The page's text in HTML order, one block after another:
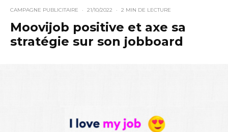
CAMPAGNE PUBLICITAIRE · 21/10/2022 · 2 MIN DE LECTURE
Moovijob positive et axe sa
stratégie sur son jobboard